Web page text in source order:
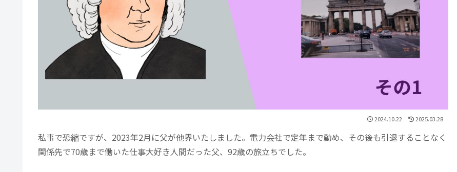
2024.10.22 2025.03.28
私事で恐縮ですが、2023年2月に父が他界いたしました。電力会社で定年まで勤め、その後も引退することなく
関係先で70歳まで働いた仕事大好き人間だった父、92歳の旅立ちでした。